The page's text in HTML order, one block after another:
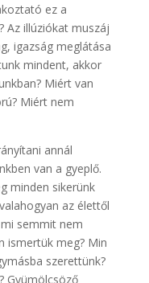
ez a
Az illúziókat muszáj
igazság meglátása
mindent, akkor
Miért van
Miért nem
annál
van a gyeplő.
minden sikerünk
az élettől
semmit nem
ismertük meg? Min
szerettünk?
Gyümölcsöző